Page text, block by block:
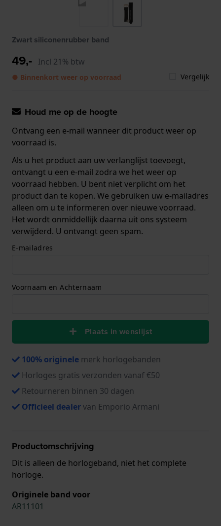
Zwart siliconenrubber band
49,- Incl 21% btw
● Binnenkort weer op voorraad Vergelijk
Houd me op de hoogte
Ontvang een e-mail wanneer dit product weer op
voorraad is.
Als u het product aan uw verlanglijst toevoegt,
ontvangt u een e-mail zodra we het weer op
voorraad hebben. U bent niet verplicht om het
product dan te kopen. We gebruiken uw e-mailadres
alleen om u te informeren over nieuwe voorraad.
Het wordt onmiddellijk daarna uit ons systeem
verwijderd. U ontvangt geen spam.
E-mailadres
Voornaam en Achternaam
Plaats in wenslijst
100% originele merk horlogebanden
Horloges gratis verzonden vanaf €50
Retourneren binnen 30 dagen
Officieel dealervan Emporio Armani
Productomschrijving
Dit is alleen de horlogeband, niet het complete
horloge.
Originele band voor
AR11101